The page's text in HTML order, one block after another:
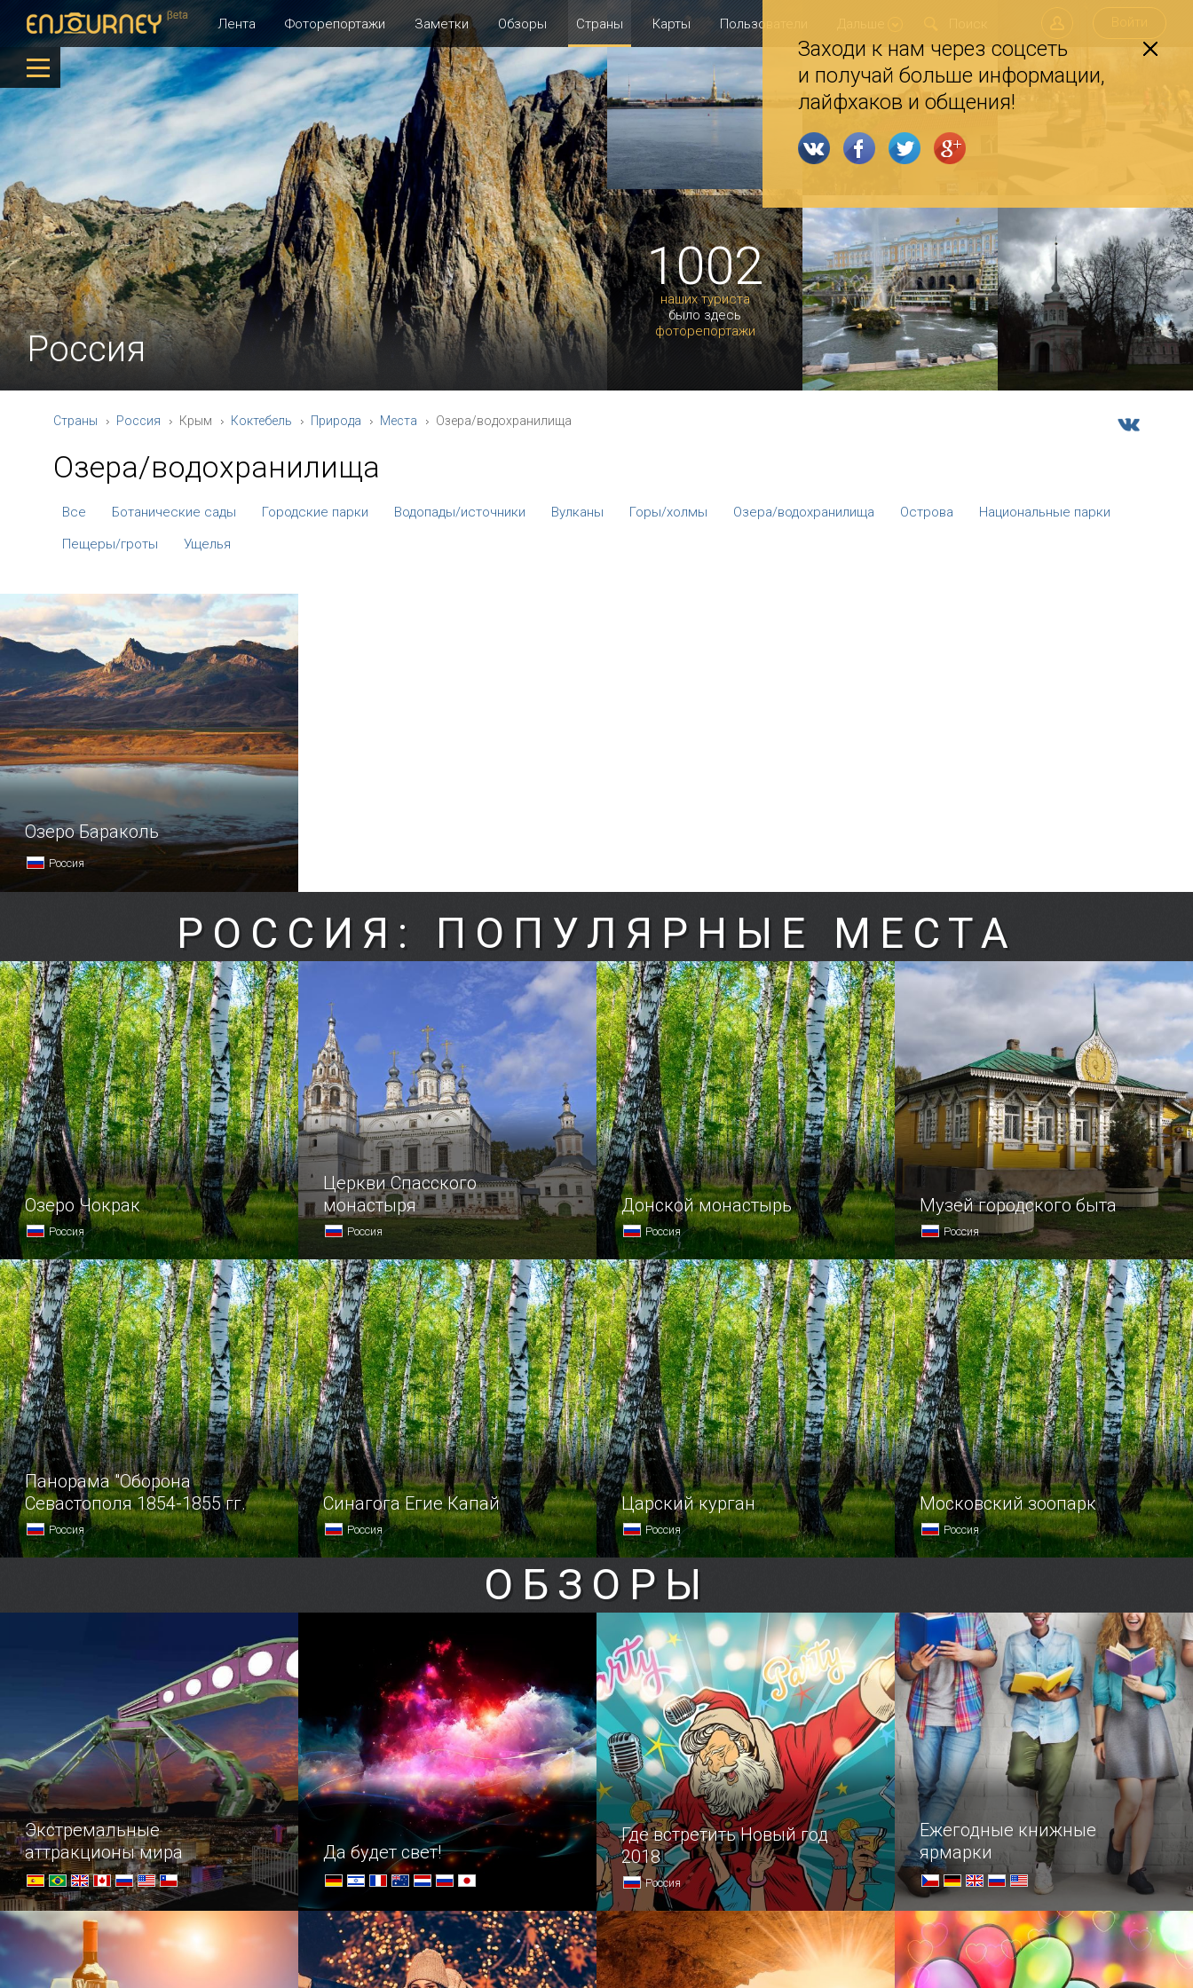
Лента Фоторепортажи Заметки Обзоры Страны Карты Пользователи
1002
наших туриста
было здесь
фоторепортажи
Россия
Страны Россия Крым Коктебель Природа Места Озера/водохранилища
Озера/водохранилища
Все Ботанические сады Городские парки Водопады/источники Вулканы Горы/холмы Озера/водохранилища Острова
Национальные парки
Пещеры/гроты
Ущелья
Озеро Бараколь
Россия
РОССИЯ: ПОПУЛЯРНЫЕ МЕСТА
Озеро Чокрак
Россия
Многие путешественники
ассоциируют Крым
с величественными горами,
зелеными парками и вековой
архитектурой.
Церкви Спасского
монастыря
Россия
Некогда в Великом Устюге
действовал Спасский монастырь,
все, что дошло от него до наших
дней — площадь с двумя церквями.
Донской монастырь
Россия
Насладиться старинной
архитектурой, помолиться
и попросить заступничества,
побродить по старинному
некрополю, где захоронены великие
люди и просто обрести покой
и умиротворение можно в Донском
монасты…
Музей городского быта
Россия
Музей городского быта в Угличе
работает с 2004 года, расположился
он в здании бывшей библиотеки.
Панорама "Оборона
Севастополя 1854-1855 гг.
Россия
и освобождения Севастополя.
Синагога Егие Капай
Россия
Евпатория славится своими
духовными святынями, но особенно
синагога Агие Капай — единственное
иудейское сооружение города.
Царский курган
Россия
Тысячелетние руины древнего
города Пантикапея известны далеко
за пределами Керчи, а главным
их строением является легендарное
здание Царского кургана.
Московский зоопарк
Россия
наблюдая за тем, как
очаровательные белые медвежата
резво играют с резиновым мячом
можно в Московском Зоопарке,
который является одним из самых…
ОБЗОРЫ
Экстремальные
аттракционы мира
Заглянуть в жерло вулкана,
почувствовать свободное падение,
постоять на краю бездны — все это
Да будет свет!
Погружение в световую феерию
Где встретить Новый год
2018
Россия
Скорая помощь для тех, кто ничего
не придумал.
Ежегодные книжные
ярмарки
Крупнейшие ярмарки мира
Заходи к нам через соцсеть
и получай больше информации,
лайфхаков и общения!